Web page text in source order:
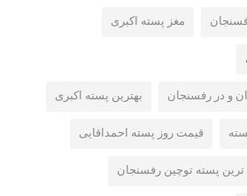
مغز پسته اکبری
و در رفسنجان بهترین پسته اکبری
قیمت روز پسته احمداقایی
ترین پسته توچین رفسنجان